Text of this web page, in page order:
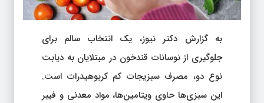
به گزارش دکتر نیوز، یک انتخاب سالم برای
جلوگیری از نوسانات قندخون در مبتلایان به دیابت
نوع دو، مصرف سبزیجات کم کربوهیدرات است.
این سبزی‌ها حاوی ویتامین‌ها، مواد معدنی و فیبر